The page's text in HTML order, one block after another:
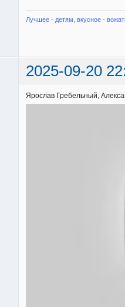
Лучшее - детям, вкусное -
2025-09-20
Ярослав Гребельный,